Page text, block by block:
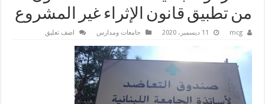
من تطبيق قانون الإثراء غير المشروع
mcg 11 ديسمبر، 2020 جامعات ومدارس اضف تعليق